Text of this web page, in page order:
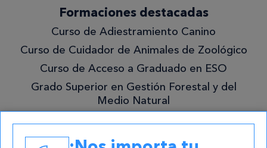
¡Quiero
mejor!
Formaciones destacadas
Curso de Adiestramiento Canino
Curso de Cuidador de Animales de Zoológico
Curso de Acceso a Graduado en ESO
Grado Superior en Gestión Forestal y del
Medio Natural